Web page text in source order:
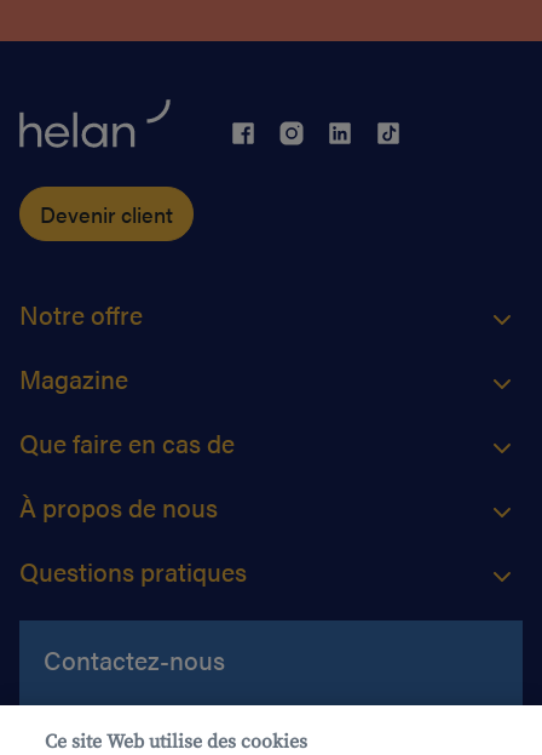
Devenir client
Notre offre
Magazine
Que faire en cas de
À propos de nous
Questions pratiques
Contactez-nous
Aide et contact
Ce site Web utilise des cookies